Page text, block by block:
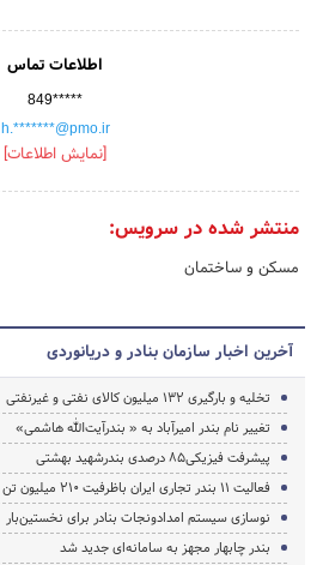
اطلاعات تماس
849*****
h.*******@pmo.ir
[نمایش اطلاعات]
منتشر شده در سرویس:
مسکن و ساختمان
آخرین اخبار سازمان بنادر و دریانوردی
تخلیه و بارگیری ۱۳۲ میلیون کالای نفتی و غیرنفتی
تغییر نام بندر امیرآباد به « بندرآیت‌الله هاشمی»
پیشرفت فیزیکی‌۸۵ درصدی بندرشهید بهشتی
فعالیت ۱۱ بندر تجاری ایران باظرفیت ۲۱۰ میلیون تن
نوسازی سیستم امدادونجات بنادر برای نخستین‌بار
بندر چابهار مجهز به سامانه‌ای جدید شد